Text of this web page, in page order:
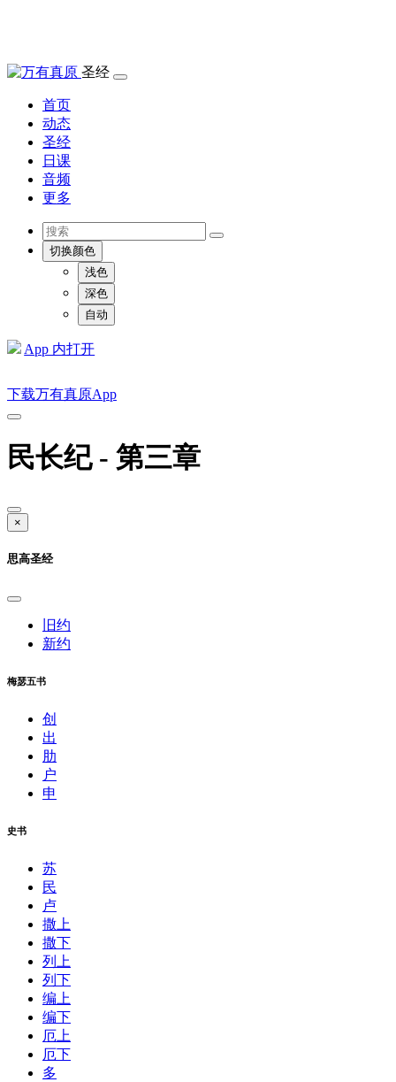
圣经
首页
动态
圣经
日课
音频
更多
切换颜色
浅色
深色
自动
App 内打开
下载万有真原App
民长纪 - 第三章
×
思高圣经
旧约
新约
梅瑟五书
创
出
肋
户
申
史书
苏
民
卢
撒上
撒下
列上
列下
编上
编下
厄上
厄下
多